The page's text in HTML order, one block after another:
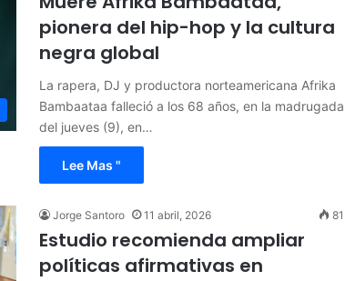
pionera del hip-hop y la cultura
negra global
La rapera, DJ y productora norteamericana Afrika
Bambaataa falleció a los 68 años, en la madrugada
del jueves (9), en…
Lee Mas "
Jorge Santoro 11 abril, 2026 81
Estudio recomienda ampliar
políticas afirmativas en